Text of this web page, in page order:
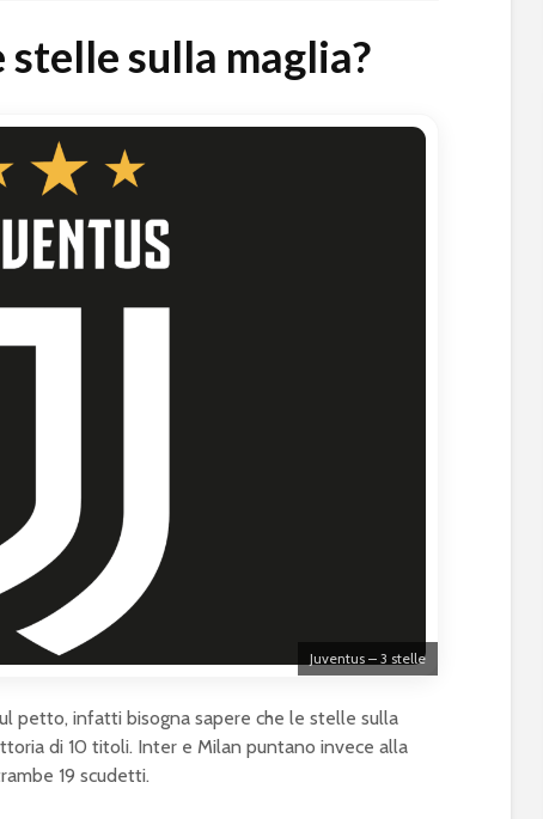
stelle sulla maglia?
Juventus – 3 stelle
petto, infatti bisogna sapere che le stelle sulla
di 10 titoli. Inter e Milan puntano invece alla
19 scudetti.